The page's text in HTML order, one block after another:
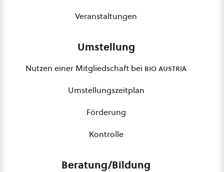
Veranstaltungen
Umstellung
Nutzen einer Mitgliedschaft bei bio austria
Umstellungszeitplan
Förderung
Kontrolle
Beratung/Bildung